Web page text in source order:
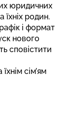
юридичних
їхніх родин.
і формат
нового
сповістити
сім’ям